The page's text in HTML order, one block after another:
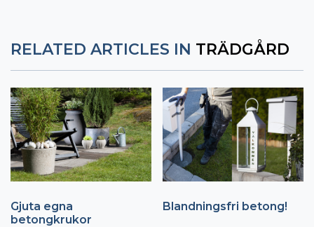
RELATED ARTICLES IN TRÄDGÅRD
Gjuta egna
betongkrukor
Blandningsfri betong!